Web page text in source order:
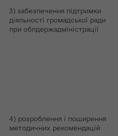
3) забезпечення підтримки
діяльності громадської ради
при облдержадміністрації
4) розроблення і поширення
методичних рекомендацій